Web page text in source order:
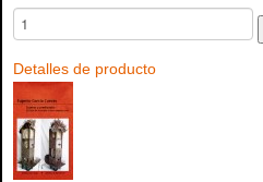
Detalles de producto